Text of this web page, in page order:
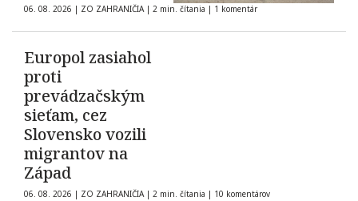
06. 08. 2026 | ZO ZAHRANIČIA | 2 min. čítania | 1 komentár
Europol zasiahol
proti
prevádzačským
sieťam, cez
Slovensko vozili
migrantov na
Západ
06. 08. 2026 | ZO ZAHRANIČIA | 2 min. čítania | 10 komentárov